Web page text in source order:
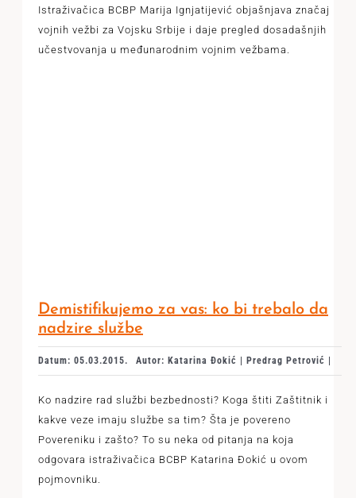
Istraživačica BCBP Marija Ignjatijević objašnjava značaj
vojnih vežbi za Vojsku Srbije i daje pregled dosadašnjih
učestvovanja u međunarodnim vojnim vežbama.
Demistifikujemo za vas: ko bi trebalo da
nadzire službe
Datum: 05.03.2015. Autor: Katarina Đokić | Predrag Petrović |
Ko nadzire rad službi bezbednosti? Koga štiti Zaštitnik i
kakve veze imaju službe sa tim? Šta je povereno
Povereniku i zašto? To su neka od pitanja na koja
odgovara istraživačica BCBP Katarina Đokić u ovom
pojmovniku.